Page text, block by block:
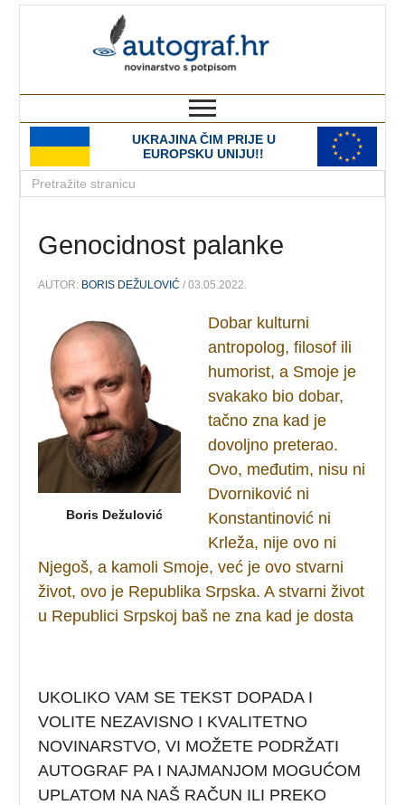
UKRAJINA ČIM PRIJE U
EUROPSKU UNIJU!!
Genocidnost palanke
AUTOR: BORIS DEŽULOVIĆ / 03.05.2022.
Boris Dežulović
Dobar kulturni
antropolog, filosof ili
humorist, a Smoje je
svakako bio dobar,
tačno zna kad je
dovoljno preterao.
Ovo, međutim, nisu ni
Dvorniković ni
Konstantinović ni
Krleža, nije ovo ni
Njegoš, a kamoli Smoje, već je ovo stvarni
život, ovo je Republika Srpska. A stvarni život
u Republici Srpskoj baš ne zna kad je dosta
UKOLIKO VAM SE TEKST DOPADA I
VOLITE NEZAVISNO I KVALITETNO
NOVINARSTVO, VI MOŽETE PODRŽATI
AUTOGRAF PA I NAJMANJOM MOGUĆOM
UPLATOM NA NAŠ RAČUN ILI PREKO